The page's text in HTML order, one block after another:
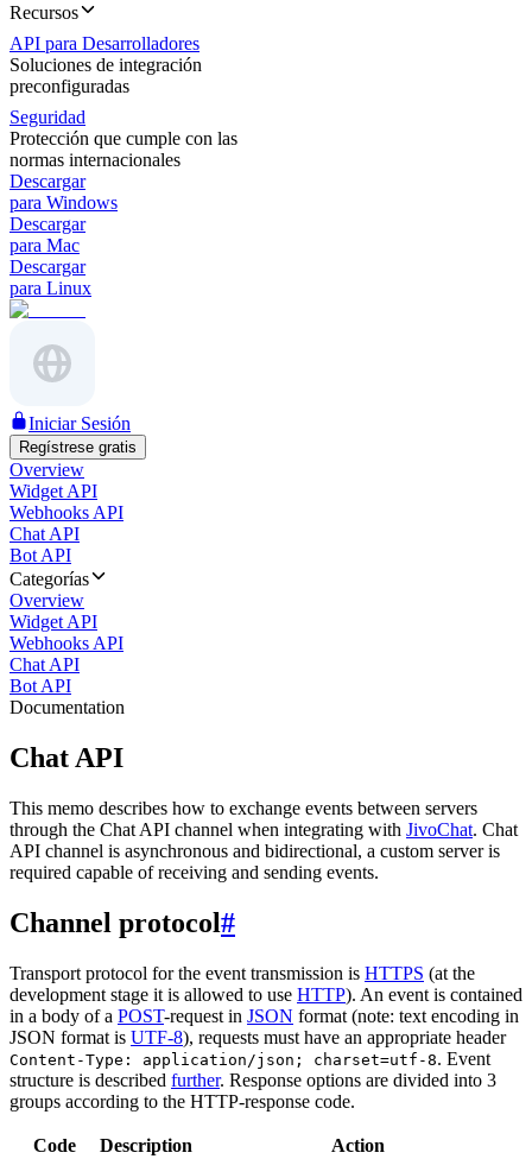
Recursos
API para Desarrolladores
Soluciones de integración
preconfiguradas
Seguridad
Protección que cumple con las
normas internacionales
Descargar
para Windows
Descargar
para Mac
Descargar
para Linux
Iniciar Sesión
Regístrese gratis
Overview
Widget API
Webhooks API
Chat API
Bot API
Categorías
Overview
Widget API
Webhooks API
Chat API
Bot API
Documentation
Chat API
This memo describes how to exchange events between servers
through the Chat API channel when integrating with JivoChat. Chat
API channel is asynchronous and bidirectional, a custom server is
required capable of receiving and sending events.
Channel protocol#
Transport protocol for the event transmission is HTTPS (at the
development stage it is allowed to use HTTP). An event is contained
in a body of a POST-request in JSON format (note: text encoding in
JSON format is UTF-8), requests must have an appropriate header
Content-Type: application/json; charset=utf-8. Event
structure is described further. Response options are divided into 3
groups according to the HTTP-response code.
Code Description Action